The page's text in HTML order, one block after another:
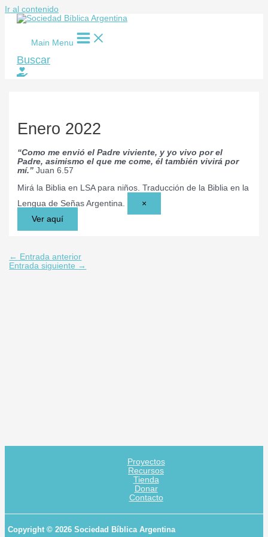
Ir al contenido
Main Menu
Buscar
Enero 2022
“Como me envió el Padre viviente, y yo vivo por el
Padre, asimismo el que me come, él también vivirá por
mí.”Juan 6.57
Mirá la Biblia en LSA para niños. Traducción de la Biblia en la
Lengua de Señas Argentina.
×
Ver aquí
← Entrada anterior
Entrada siguiente →
Proyectos
Recursos
Tienda
Donar
Contacto
Copyright © 2026 Sociedad Bíblica Argentina